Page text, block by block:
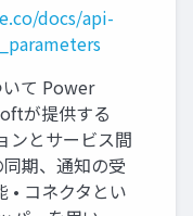
docs/api-
て Power
が提供する
ンとサービス間
期、通知の受
• コネクタとい